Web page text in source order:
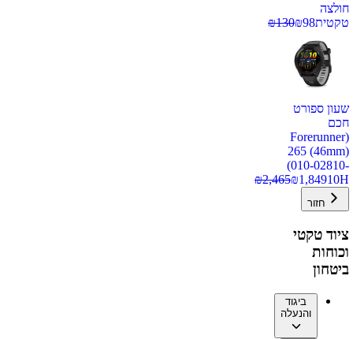
חולצה
טקטית
₪98
₪130
שעון ספורט
חכם
(Forerunner
265 (46mm)
(010-02810-
10H
₪1,849
₪2,465
חזור
ציוד טקטי
וכוחות
ביטחון
ביגוד
והנעלה